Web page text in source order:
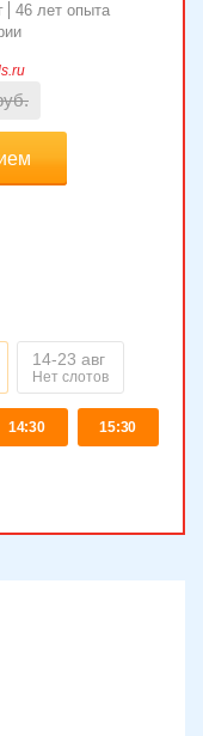
46 лет опыта
14-23 авг
Нет слотов
14:30 15:30